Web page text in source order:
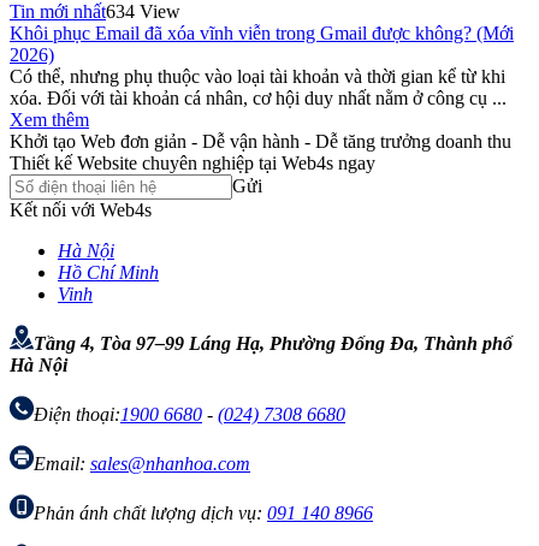
Tin mới nhất634 View
Khôi phục Email đã xóa vĩnh viễn trong Gmail được không? (Mới
2026)
Có thể, nhưng phụ thuộc vào loại tài khoản và thời gian kể từ khi
xóa. Đối với tài khoản cá nhân, cơ hội duy nhất nằm ở công cụ ...
Xem thêm
Khởi tạo Web đơn giản - Dễ vận hành - Dễ tăng trưởng doanh thu
Thiết kế Website chuyên nghiệp tại Web4s ngay
Gửi
Kết nối với Web4s
Hà Nội
Hồ Chí Minh
Vinh
Tầng 4, Tòa 97–99 Láng Hạ, Phường Đống Đa, Thành phố
Hà Nội
Điện thoại:1900 6680 - (024) 7308 6680
Email: sales@nhanhoa.com
Phản ánh chất lượng dịch vụ: 091 140 8966